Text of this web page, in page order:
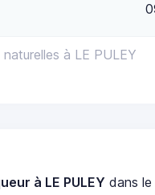
à LE PULEY
à LE PULEY dans